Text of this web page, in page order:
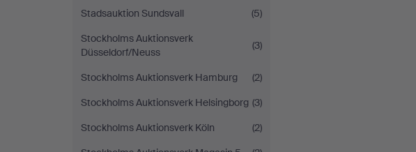
Stadsauktion Sundsvall
(5)
Stockholms Auktionsverk
Düsseldorf/Neuss
(3)
Stockholms Auktionsverk Hamburg
(2)
Stockholms Auktionsverk Helsingborg (3)
Stockholms Auktionsverk Köln
(2)